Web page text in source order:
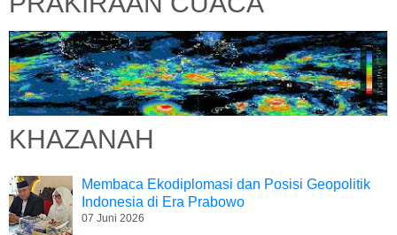
KHAZANAH
Membaca Ekodiplomasi dan Posisi Geopolitik
Indonesia di Era Prabowo
07 Juni 2026